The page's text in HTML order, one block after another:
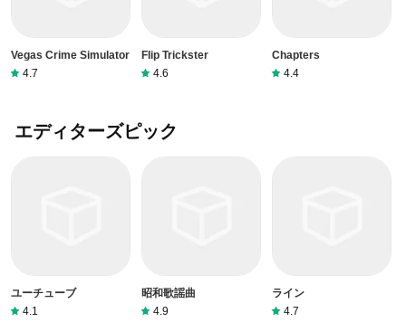
Vegas Crime Simulator
4.7
Flip Trickster
4.6
Chapters
4.4
エディターズピック
ユーチューブ
4.1
昭和歌謡曲
4.9
ライン
4.7